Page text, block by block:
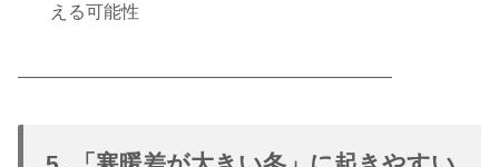
える可能性
―――――――――――――――――――――